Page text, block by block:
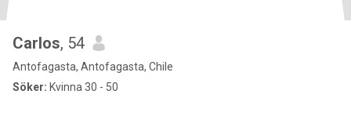
Carlos, 54
Antofagasta, Antofagasta, Chile
Söker: Kvinna 30 - 50